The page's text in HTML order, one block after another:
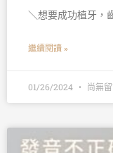
＼想要成功植牙，
繼續閱讀 »
01/26/2024 尚無